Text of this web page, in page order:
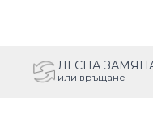
ЛЕСНА
или връщане